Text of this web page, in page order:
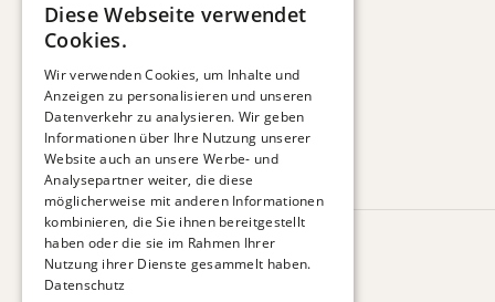
Impressum gemäß
HOTEL VIA AUGUSTA
Via Augusta, 63.
08006 Barcelona. Spanien
SPANISH
CATALAN
FRENCH
ITALIAN
Diese Webseite verwendet
Cookies.
Wir verwenden Cookies, um Inhalte und
Anzeigen zu personalisieren und unseren
Datenverkehr zu analysieren. Wir geben
Informationen über Ihre Nutzung unserer
Website auch an unsere Werbe- und
Analysepartner weiter, die diese
möglicherweise mit anderen Informationen
kombinieren, die Sie ihnen bereitgestellt
haben oder die sie im Rahmen Ihrer
Nutzung ihrer Dienste gesammelt haben.
Datenschutz